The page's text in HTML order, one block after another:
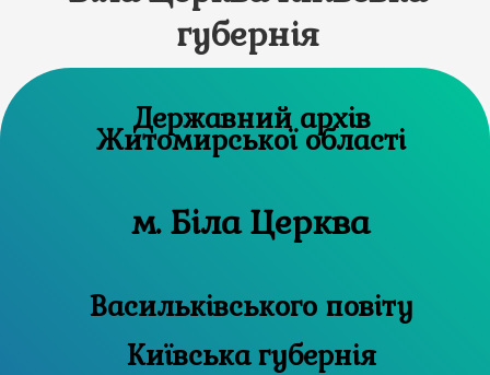
губернія
Державний архів
Житомирської області
м. Біла Церква
Васильківського повіту
Київська губернія